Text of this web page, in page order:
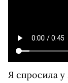
Я спросила